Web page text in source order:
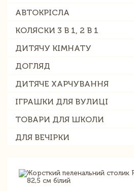
АВТОКРІСЛА
КОЛЯСКИ 3 В 1, 2 В 1
ДИТЯЧУ КІМНАТУ
ДОГЛЯД
ДИТЯЧЕ ХАРЧУВАННЯ
ІГРАШКИ ДЛЯ ВУЛИЦІ
ТОВАРИ ДЛЯ ШКОЛИ
ДЛЯ ВЕЧІРКИ